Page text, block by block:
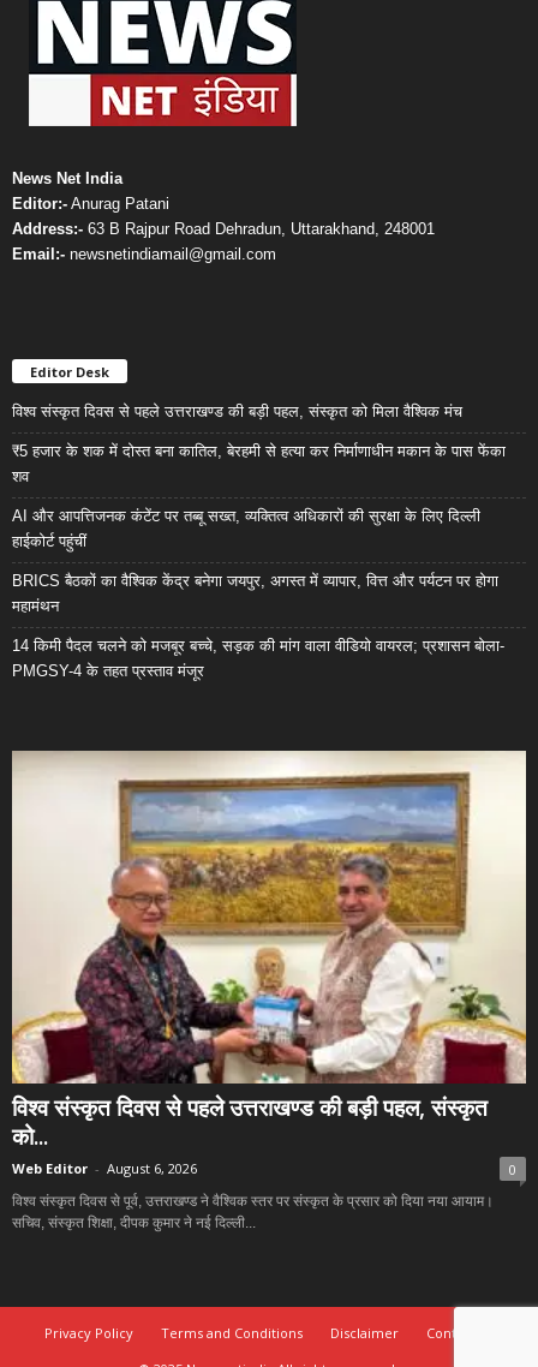
News Net India
Editor:- Anurag Patani
Address:- 63 B Rajpur Road Dehradun, Uttarakhand, 248001
Email:- newsnetindiamail@gmail.com
Editor Desk
विश्व संस्कृत दिवस से पहले उत्तराखण्ड की बड़ी पहल, संस्कृत को मिला वैश्विक मंच
₹5 हजार के शक में दोस्त बना कातिल, बेरहमी से हत्या कर निर्माणाधीन मकान के पास फेंका
शव
AI और आपत्तिजनक कंटेंट पर तब्बू सख्त, व्यक्तित्व अधिकारों की सुरक्षा के लिए दिल्ली
हाईकोर्ट पहुंचीं
BRICS बैठकों का वैश्विक केंद्र बनेगा जयपुर, अगस्त में व्यापार, वित्त और पर्यटन पर होगा
महामंथन
14 किमी पैदल चलने को मजबूर बच्चे, सड़क की मांग वाला वीडियो वायरल; प्रशासन बोला-
PMGSY-4 के तहत प्रस्ताव मंजूर
विश्व संस्कृत दिवस से पहले उत्तराखण्ड की बड़ी पहल, संस्कृत
को...
Web Editor - August 6, 2026 0
विश्व संस्कृत दिवस से पूर्व, उत्तराखण्ड ने वैश्विक स्तर पर संस्कृत के प्रसार को दिया नया आयाम।
सचिव, संस्कृत शिक्षा, दीपक कुमार ने नई दिल्ली...
Privacy Policy Terms and Conditions Disclaimer
Contact Us